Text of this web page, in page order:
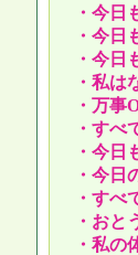
・今日
・今日
・今日
・私は
・万事
・すべ
・今日
・今日
・すべ
・おと
・私の